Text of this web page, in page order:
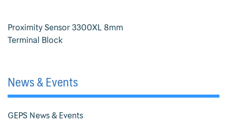
Proximity Sensor 3300XL 8mm
Terminal Block
News & Events
GEPS News & Events